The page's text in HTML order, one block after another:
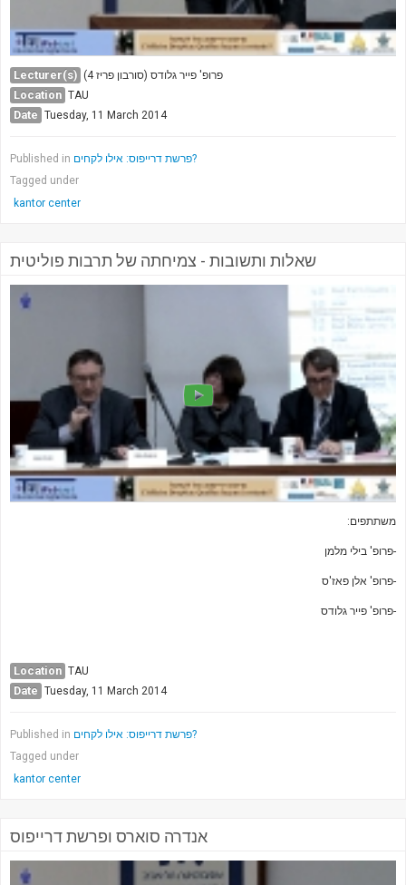
Lecturer(s) פרופ' פייר גלודס (סורבון פריז 4)
Location TAU
Date Tuesday, 11 March 2014
Published in
פרשת דרייפוס: אילו לקחים?
Tagged under
kantor center
שאלות ותשובות - צמיחתה של תרבות פוליטית
משתתפים:
-פרופ' בילי מלמן
-פרופ' אלן פאז'ס
-פרופ' פייר גלודס
Location TAU
Date Tuesday, 11 March 2014
Published in
פרשת דרייפוס: אילו לקחים?
Tagged under
kantor center
אנדרה סוארס ופרשת דרייפוס